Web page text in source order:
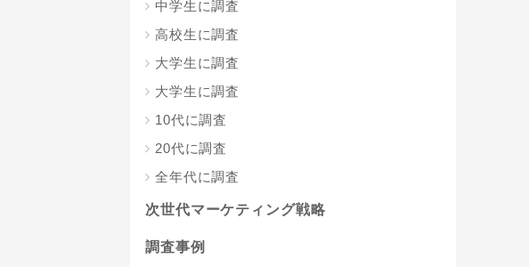
中学生に調査
高校生に調査
大学生に調査
大学生に調査
10代に調査
20代に調査
全年代に調査
次世代マーケティング戦略
調査事例